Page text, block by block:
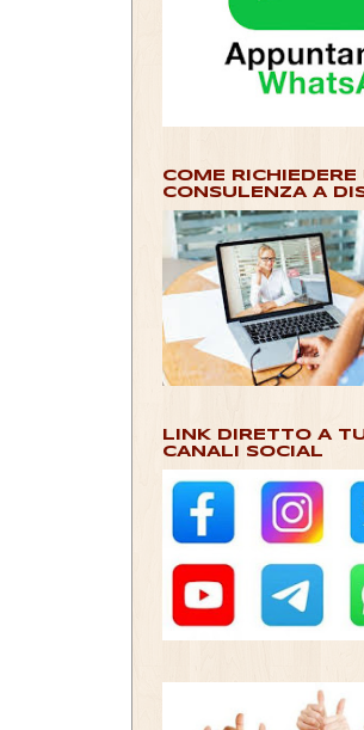
COME RICHIEDERE
CONSULENZA A
LINK DIRETTO A
CANALI SOCIAL